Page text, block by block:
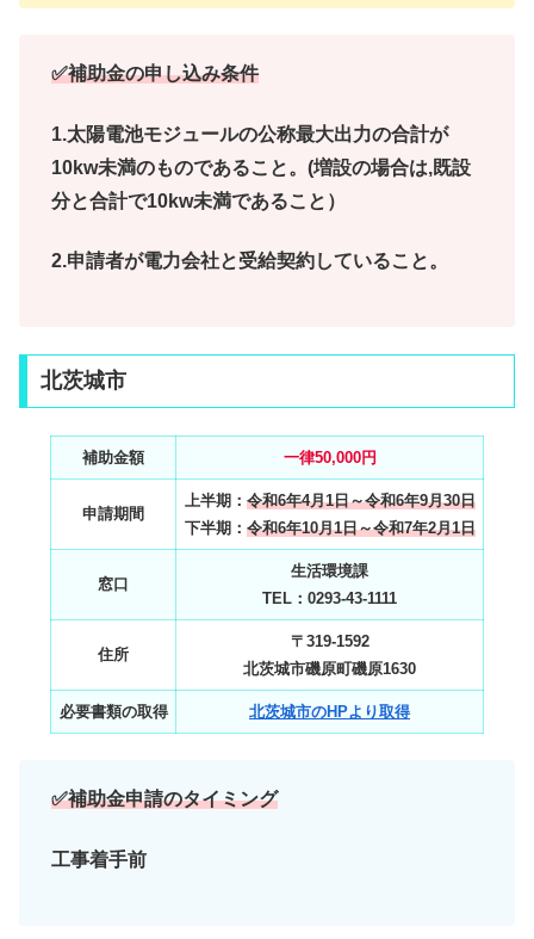
✅補助金の申し込み条件
1.太陽電池モジュールの公称最大出力の合計が
10kw未満のものであること。(増設の場合は,既設
分と合計で10kw未満であること）
2.申請者が電力会社と受給契約していること。
北茨城市
補助金額 一律50,000円
申請期間
上半期： 令和6年4月1日～令和6年9月30日
下半期： 令和6年10月1日～令和7年2月1日
窓口
生活環境課
TEL：0293‐43‐1111
住所
〒319-1592
北茨城市磯原町磯原1630
必要書類の取得 北茨城市のHPより取得
✅補助金申請のタイミング
工事着手前